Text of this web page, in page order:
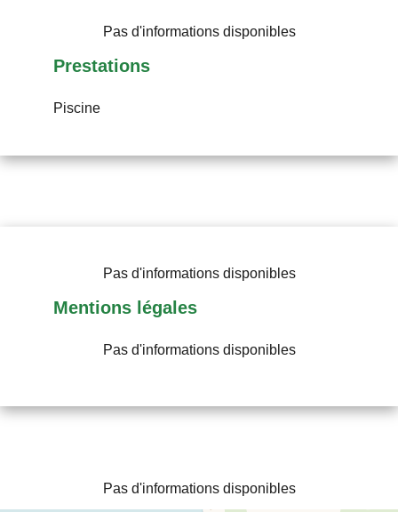
Pas d'informations disponibles
Prestations
Piscine
Pas d'informations disponibles
Mentions légales
Pas d'informations disponibles
Pas d'informations disponibles